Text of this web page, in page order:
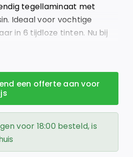
tegellaminaat met
Ideaal voor vochtige
in 6 tijdloze tinten. Nu bij
een offerte aan voor
voor 18:00 besteld, is